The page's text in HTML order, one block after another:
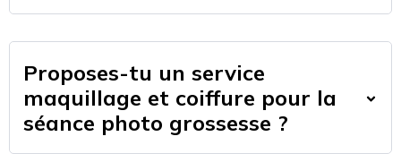
Proposes-tu un service
maquillage et coiffure pour la
séance photo grossesse ?